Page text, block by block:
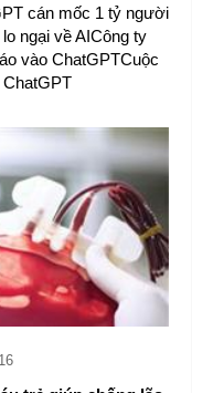
cán mốc 1 tỷ người
ngại về AICông ty
vào ChatGPTCuộc